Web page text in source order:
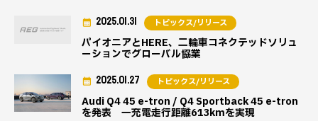
パイオニアとHERE、二輪車コネクテッドソリュ
ーションでグローバル協業
2025.01.31 トピックス/リリース
Audi Q4 45 e-tron / Q4 Sportback 45 e-tron
を発表 一充電走行距離613kmを実現
2025.01.27 トピックス/リリース